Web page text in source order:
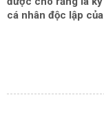
cá nhân độc lập